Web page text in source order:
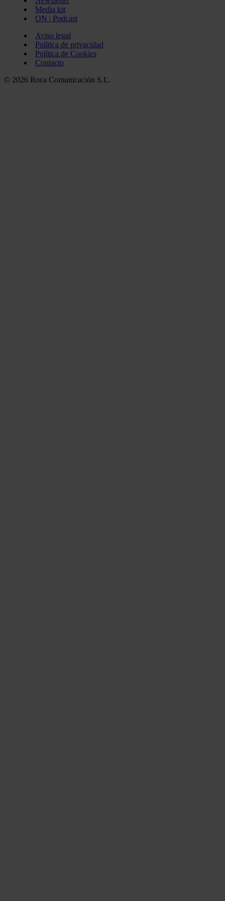
Media kit
ON | Podcast
Aviso legal
Política de privacidad
Política de Cookies
Contacto
© 2026 Roca Comunicación S.L.